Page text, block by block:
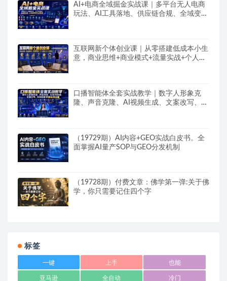
AI+电商全域掘金实战课｜多平台无人电商
玩法、AI工具落地、供应链合规、全域变现
互联网新个体创业课｜从零搭建低成本小生
意，商业思维+商业模式+流量实战+个人成
口播智能体全套实战教学｜数字人形象克
隆、声音克隆、AI视频生成、文案改写、软
（19729期）AI内容+GEO实战白皮书。全
面掌握AI量产SOP与GEO分发机制
（19728期）付费文章：佛学第一弹:关于佛
学，你只需要记住四个字
标签
一键 上手 也能
亚马逊 全自动 冷门